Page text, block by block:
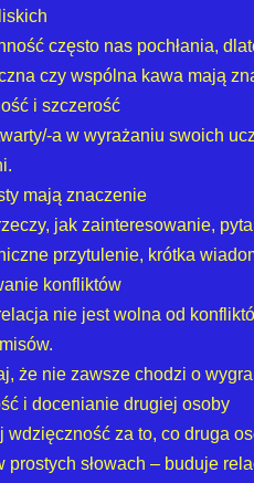
często nas pochłania,
czy wspólna kawa mają
i szczerość
a w wyrażaniu swoich
mają znaczenie
jak zainteresowanie,
przytulenie, krótka
konfliktów
nie jest wolna od
że nie zawsze chodzi o
i docenianie drugiej osoby
wdzięczność za to, co druga
prostych słowach – buduje